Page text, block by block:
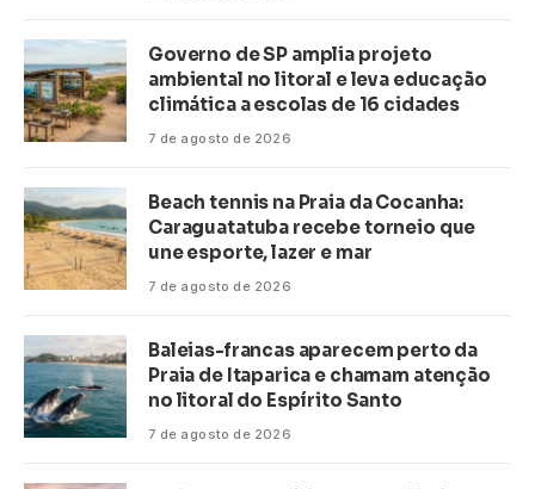
Governo de SP amplia projeto
ambiental no litoral e leva educação
climática a escolas de 16 cidades
7 de agosto de 2026
Beach tennis na Praia da Cocanha:
Caraguatatuba recebe torneio que
une esporte, lazer e mar
7 de agosto de 2026
Baleias-francas aparecem perto da
Praia de Itaparica e chamam atenção
no litoral do Espírito Santo
7 de agosto de 2026